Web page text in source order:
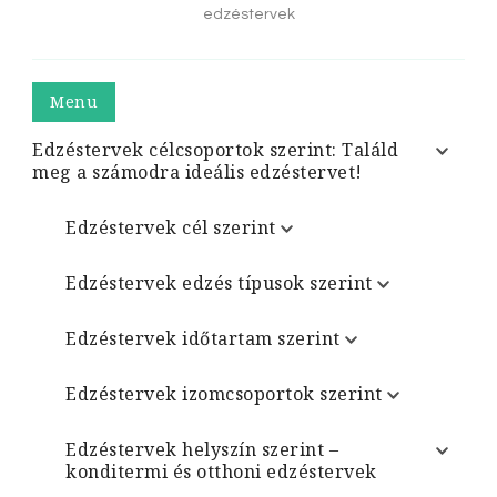
edzéstervek
Menu
Edzéstervek célcsoportok szerint: Találd
meg a számodra ideális edzéstervet!
Edzéstervek cél szerint
Edzéstervek edzés típusok szerint
Edzéstervek időtartam szerint
Edzéstervek izomcsoportok szerint
Edzéstervek helyszín szerint –
konditermi és otthoni edzéstervek